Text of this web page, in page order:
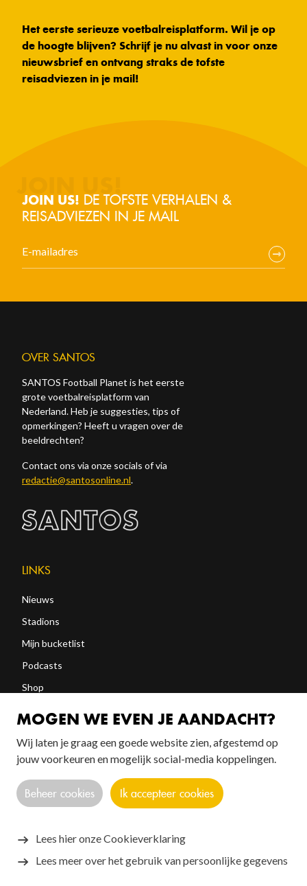
Het eerste serieuze voetbalreisplatform. Wil je op
de hoogte blijven? Schrijf je nu alvast in voor onze
nieuwsbrief en ontvang straks de tofste
reisadviezen in je mail!
JOIN US! DE TOFSTE VERHALEN &
REISADVIEZEN IN JE MAIL
OVER SANTOS
SANTOS Football Planet is het eerste
grote voetbalreisplatform van
Nederland. Heb je suggesties, tips of
opmerkingen? Heeft u vragen over de
beeldrechten?
Contact ons via onze socials of via
redactie@santosonline.nl.
LINKS
Nieuws
Stadions
Mijn bucketlist
Podcasts
Shop
FOLLOW US!
Copyright © 2026 SANTOS
MOGEN WE EVEN JE AANDACHT?
Wij laten je graag een goede website zien, afgestemd op
jouw voorkeuren en mogelijk social-media koppelingen.
Beheer cookies Ik accepteer cookies
Lees hier onze Cookieverklaring
Lees meer over het gebruik van persoonlijke gegevens